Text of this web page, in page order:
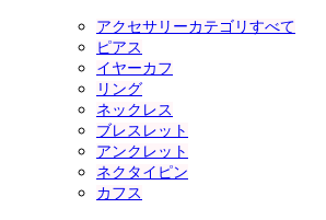
アクセサリーカテゴリすべて
ピアス
イヤーカフ
リング
ネックレス
ブレスレット
アンクレット
ネクタイピン
カフス